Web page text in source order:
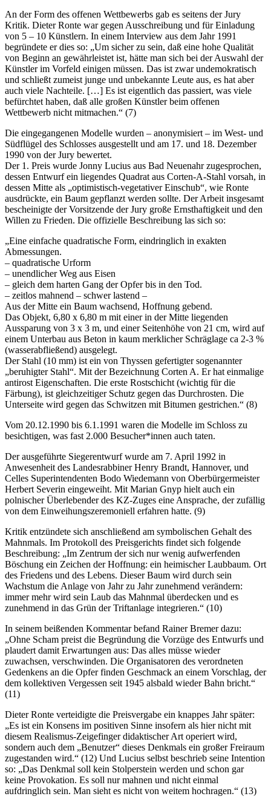
An der Form des offenen Wettbewerbs gab es seitens der Jury
Kritik. Dieter Ronte war gegen Ausschreibung und für Einladung
von 5 – 10 Künstlern. In einem Interview aus dem Jahr 1991
begründete er dies so: „Um sicher zu sein, daß eine hohe Qualität
von Beginn an gewährleistet ist, hätte man sich bei der Auswahl der
Künstler im Vorfeld einigen müssen. Das ist zwar undemokratisch
und schließt zumeist junge und unbekannte Leute aus, es hat aber
auch viele Nachteile. […] Es ist eigentlich das passiert, was viele
befürchtet haben, daß alle großen Künstler beim offenen
Wettbewerb nicht mitmachen.“ (7)
Die eingegangenen Modelle wurden – anonymisiert – im West- und
Südflügel des Schlosses ausgestellt und am 17. und 18. Dezember
1990 von der Jury bewertet.
Der 1. Preis wurde Jonny Lucius aus Bad Neuenahr zugesprochen,
dessen Entwurf ein liegendes Quadrat aus Corten-A-Stahl vorsah, in
dessen Mitte als „optimistisch-vegetativer Einschub“, wie Ronte
ausdrückte, ein Baum gepflanzt werden sollte. Der Arbeit insgesamt
bescheinigte der Vorsitzende der Jury große Ernsthaftigkeit und den
Willen zu Frieden. Die offizielle Beschreibung las sich so:
„Eine einfache quadratische Form, eindringlich in exakten
Abmessungen.
– quadratische Urform
– unendlicher Weg aus Eisen
– gleich dem harten Gang der Opfer bis in den Tod.
– zeitlos mahnend – schwer lastend –
Aus der Mitte ein Baum wachsend, Hoffnung gebend.
Das Objekt, 6,80 x 6,80 m mit einer in der Mitte liegenden
Aussparung von 3 x 3 m, und einer Seitenhöhe von 21 cm, wird auf
einem Unterbau aus Beton in kaum merklicher Schräglage ca 2-3 %
(wasserabfließend) ausgelegt.
Der Stahl (10 mm) ist ein von Thyssen gefertigter sogenannter
„beruhigter Stahl“. Mit der Bezeichnung Corten A. Er hat einmalige
antirost Eigenschaften. Die erste Rostschicht (wichtig für die
Färbung), ist gleichzeitiger Schutz gegen das Durchrosten. Die
Unterseite wird gegen das Schwitzen mit Bitumen gestrichen.“ (8)
Vom 20.12.1990 bis 6.1.1991 waren die Modelle im Schloss zu
besichtigen, was fast 2.000 Besucher*innen auch taten.
Der ausgeführte Siegerentwurf wurde am 7. April 1992 in
Anwesenheit des Landesrabbiner Henry Brandt, Hannover, und
Celles Superintendenten Bodo Wiedemann von Oberbürgermeister
Herbert Severin eingeweiht. Mit Marian Gnyp hielt auch ein
polnischer Überlebender des KZ-Zuges eine Ansprache, der zufällig
von dem Einweihungszeremoniell erfahren hatte. (9)
Kritik entzündete sich anschließend am symbolischen Gehalt des
Mahnmals. Im Protokoll des Preisgerichts findet sich folgende
Beschreibung: „Im Zentrum der sich nur wenig aufwerfenden
Böschung ein Zeichen der Hoffnung: ein heimischer Laubbaum. Ort
des Friedens und des Lebens. Dieser Baum wird durch sein
Wachstum die Anlage von Jahr zu Jahr zunehmend verändern:
immer mehr wird sein Laub das Mahnmal überdecken und es
zunehmend in das Grün der Triftanlage integrieren.“ (10)
In seinem beißenden Kommentar befand Rainer Bremer dazu:
„Ohne Scham preist die Begründung die Vorzüge des Entwurfs und
plaudert damit Erwartungen aus: Das alles müsse wieder
zuwachsen, verschwinden. Die Organisatoren des verordneten
Gedenkens an die Opfer finden Geschmack an einem Vorschlag, der
dem kollektiven Vergessen seit 1945 alsbald wieder Bahn bricht.“
(11)
Dieter Ronte verteidigte die Preisvergabe ein knappes Jahr später:
„Es ist ein Konsens im positiven Sinne insofern als hier nicht mit
diesem Realismus-Zeigefinger didaktischer Art operiert wird,
sondern auch dem „Benutzer“ dieses Denkmals ein großer Freiraum
zugestanden wird.“ (12) Und Lucius selbst beschrieb seine Intention
so: „Das Denkmal soll kein Stolperstein werden und schon gar
keine Provokation. Es soll nur mahnen und nicht einmal
aufdringlich sein. Man sieht es nicht von weitem hochragen.“ (13)